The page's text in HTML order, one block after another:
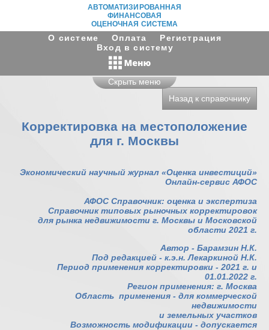
АВТОМАТИЗИРОВАННАЯ
ФИНАНСОВАЯ
ОЦЕНОЧНАЯ СИСТЕМА
О системе Оплата
Регистрация
Вход в систему
Скрыть меню
Назад к справочнику
Корректировка на местоположение
для г. Москвы
Экономический научный журнал «Оценка инвестиций»
Онлайн-сервис АФОС
АФОС Справочник: оценка и экспертиза
Справочник типовых рыночных корректировок
для рынка недвижимости г. Москвы и Московской
области 2021 г.
Автор - Барамзин Н.К.
Под редакцией - к.э.н. Лекаркиной Н.К.
Период применения корректировки - 2021 г. и
01.01.2022 г.
Регион применения: г. Москва
Область применения - для коммерческой
недвижимости
и земельных участков
Возможность модификации - допускается